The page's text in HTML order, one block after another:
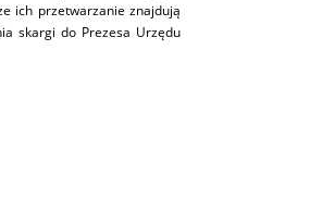
ich przetwarzanie znajdują
skargi do Prezesa Urzędu